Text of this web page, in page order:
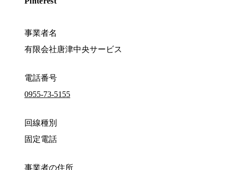
事業者名
有限会社唐津中央サービス
電話番号
0955-73-5155
回線種別
固定電話
事業者の住所